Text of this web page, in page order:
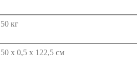
50 кг
50 x 0,5 x 122,5 см